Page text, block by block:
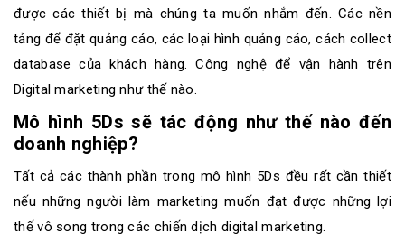
được các thiết bị mà chúng ta muốn nhắm đến. Các nền
tảng để đặt quảng cáo, các loại hình quảng cáo, cách collect
database của khách hàng. Công nghệ để vận hành trên
Digital marketing như thế nào.
Mô hình 5Ds sẽ tác động như thế nào đến
doanh nghiệp?
Tất cả các thành phần trong mô hình 5Ds đều rất cần thiết
nếu những người làm marketing muốn đạt được những lợi
thế vô song trong các chiến dịch digital marketing.